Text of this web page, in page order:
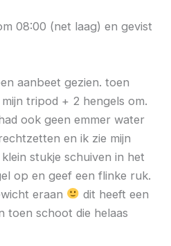
08:00 (net laag) en gevist
aanbeet gezien. toen
tripod + 2 hengels om.
ook geen emmer water
en ik zie mijn
stukje schuiven in het
op en geef een flinke ruk.
eraan
dit heeft een
toen schoot die helaas